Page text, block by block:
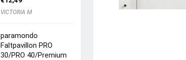
VICTORIA M
paramondo
Faltpavillon PRO
30/PRO 40/Premium